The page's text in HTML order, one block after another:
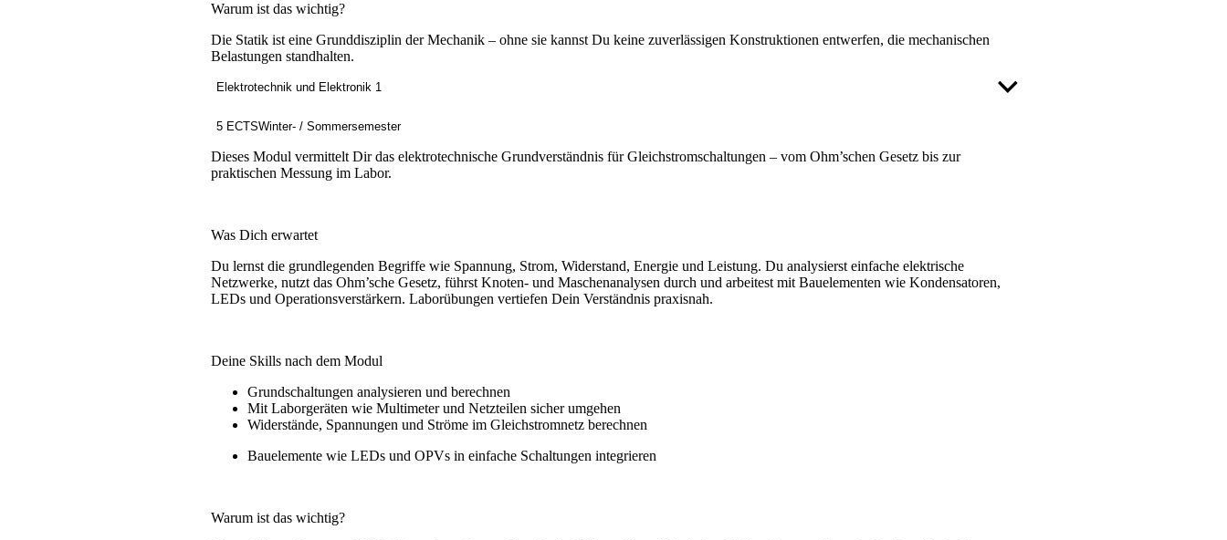
Warum ist das wichtig?
Die Statik ist eine Grunddisziplin der Mechanik – ohne sie kannst Du keine zuverlässigen Konstruktionen entwerfen, die mechanischen
Belastungen standhalten.
Elektrotechnik und Elektronik 1
5 ECTSWinter- / Sommersemester
Dieses Modul vermittelt Dir das elektrotechnische Grundverständnis für Gleichstromschaltungen – vom Ohm’schen Gesetz bis zur
praktischen Messung im Labor.
Was Dich erwartet
Du lernst die grundlegenden Begriffe wie Spannung, Strom, Widerstand, Energie und Leistung. Du analysierst einfache elektrische
Netzwerke, nutzt das Ohm’sche Gesetz, führst Knoten- und Maschenanalysen durch und arbeitest mit Bauelementen wie Kondensatoren,
LEDs und Operationsverstärkern. Laborübungen vertiefen Dein Verständnis praxisnah.
Deine Skills nach dem Modul
Grundschaltungen analysieren und berechnen
Mit Laborgeräten wie Multimeter und Netzteilen sicher umgehen
Widerstände, Spannungen und Ströme im Gleichstromnetz berechnen
Bauelemente wie LEDs und OPVs in einfache Schaltungen integrieren
Warum ist das wichtig?